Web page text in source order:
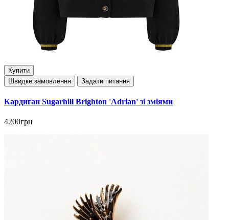
Купити
Швидке замовлення
Задати питання
Кардиган Sugarhill Brighton 'Adrian' зі зміями
4200грн